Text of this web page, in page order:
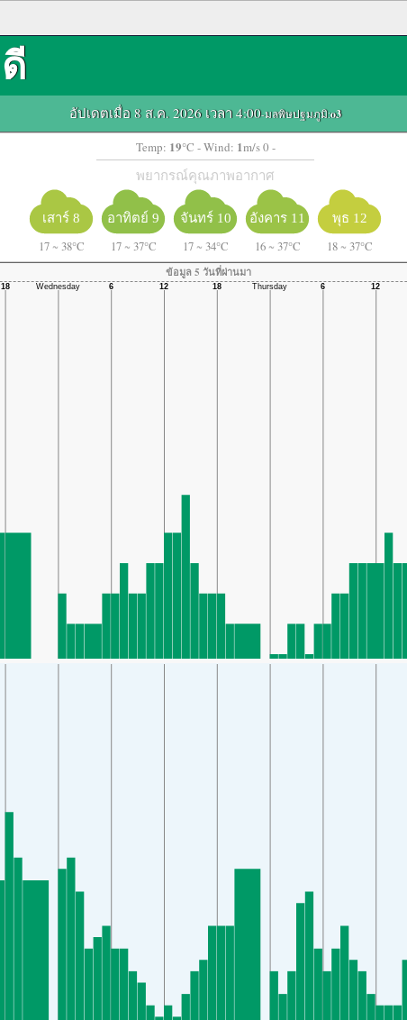
ดี
อัปเดตเมื่อ 8 ส.ค. 2026 เวลา 4:00-มลพิษปฐมภูมิ:o3
Temp: 19°C - Wind: 1m/s 0 -
พยากรณ์คุณภาพอากาศ
เสาร์ 8
17 ~ 38°C
อาทิตย์ 9
17 ~ 37°C
จันทร์ 10
17 ~ 34°C
อังคาร 11
16 ~ 37°C
พุธ 12
18 ~ 37°C
ข้อมูล 5 วันที่ผ่านมา